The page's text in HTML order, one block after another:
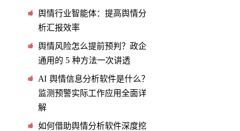
舆情行业智能体：提高舆情分
析汇报效率
舆情风险怎么提前预判？政企
通用的 5 种方法一次讲透
AI 舆情信息分析软件是什么？
监测预警实际工作应用全面详
解
如何借助舆情分析软件深度挖